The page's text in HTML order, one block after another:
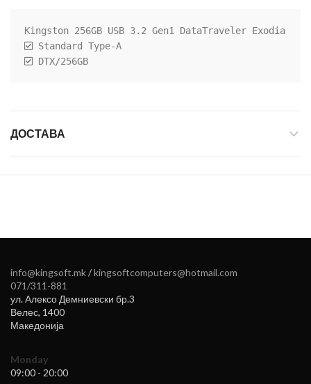
DTX/256GB
ДОСТАВА
info@kingsoft.mk/kingsoftcomputers@hotmail.com
071/311-881
ул. Алексо Демниевски бр.3
Велес, 1400
Македонија
Monday
09:00 - 20:00